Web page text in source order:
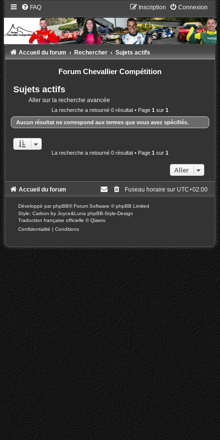
FAQ Connexion
Inscription
Accueil du forum Rechercher Sujets actifs
Forum Chevallier Compétition
Sujets actifs
Aller sur la recherche avancée
La recherche a retourné 0 résultat • Page 1 sur 1
Aucun résultat ne correspond aux termes que vous avez spécifiés.
La recherche a retourné 0 résultat • Page 1 sur 1
Aller
Accueil du forum Fuseau horaire sur UTC+02:00
Développé parphpBB® Forum Software © phpBB Limited
Style: Carbon by Joyce&Luna phpBB-Style-Design
Traduction française officielle ©Qiaeru
Confidentialité | Conditions